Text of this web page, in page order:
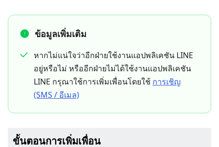
ข้อมูลเพิ่มเติม
หากไม่แน่ใจว่าอีกฝ่ายใช้งานแอปพลิเคชัน LINE
อยู่หรือไม่ หรืออีกฝ่ายไม่ได้ใช้งานแอปพลิเคชัน
LINE กรุณาใช้การเพิ่มเพื่อนโดยใช้ การเชิญ
(SMS / อีเมล)
ขั้นตอนการเพิ่มเพื่อน